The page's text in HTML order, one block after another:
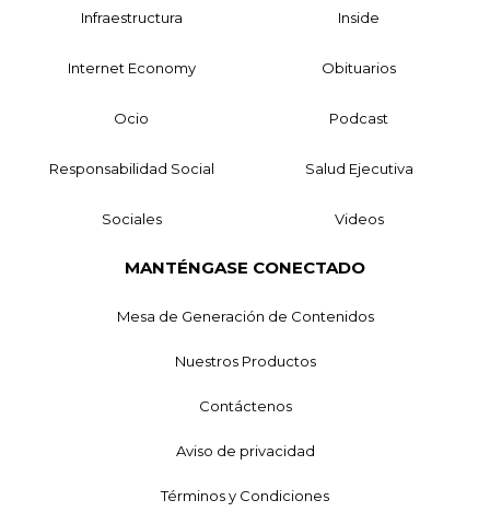
Infraestructura Inside
Internet Economy Obituarios
Ocio Podcast
Responsabilidad Social Salud Ejecutiva
Sociales Videos
MANTÉNGASE CONECTADO
Mesa de Generación de Contenidos
Nuestros Productos
Contáctenos
Aviso de privacidad
Términos y Condiciones